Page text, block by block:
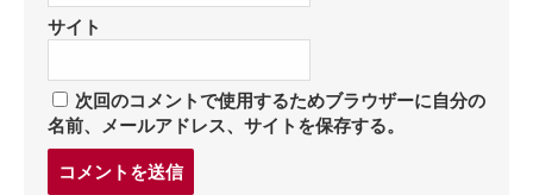
サイト
次回のコメントで使用するためブラウザーに自分の
名前、メールアドレス、サイトを保存する。